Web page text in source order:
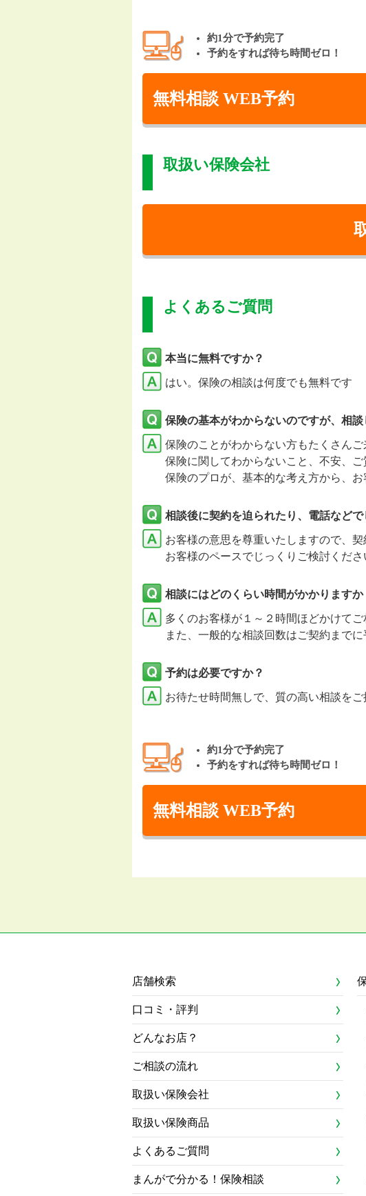
約1分で予約完了
予約をすれば待ち時間ゼロ！
無料相談 WEB予約
取扱い保険会社
よくあるご質問
本当に無料ですか？
はい。保険の相談は何度でも無料です
保険の基本がわからないのですが、相
保険のことがわからない方もたくさんご
保険に関してわからないこと、不安、
保険のプロが、基本的な考え方から、
相談後に契約を迫られたり、電話など
お客様の意思を尊重いたしますので、
お客様のペースでじっくりご検討くださ
相談にはどのくらい時間がかかりますか
多くのお客様が１～２時間ほどかけてご
また、一般的な相談回数はご契約まで
予約は必要ですか？
お待たせ時間無しで、質の高い相談を
約1分で予約完了
予約をすれば待ち時間ゼロ！
無料相談 WEB予約
店舗検索
口コミ・評判
どんなお店？
ご相談の流れ
取扱い保険会社
取扱い保険商品
よくあるご質問
まんがで分かる！保険相談